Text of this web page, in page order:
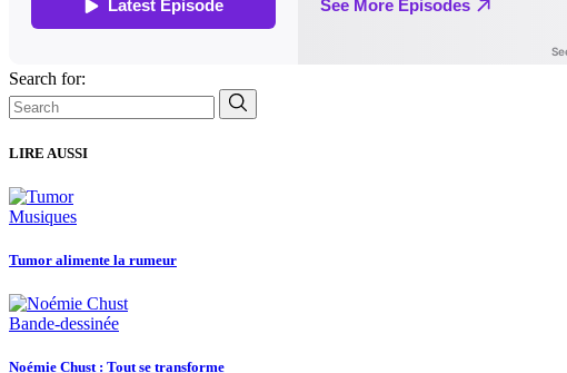
Search for:
LIRE AUSSI
Musiques
Tumor alimente la rumeur
Bande-dessinée
Noémie Chust : Tout se transforme